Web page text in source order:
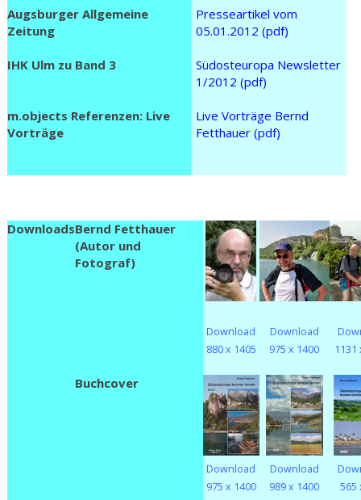
Augsburger Allgemeine
Zeitung
Presseartikel vom
05.01.2012 (pdf)
IHK Ulm zu Band 3
Südosteuropa Newsletter
1/2012 (pdf)
m.objects Referenzen: Live
Vorträge
Live Vorträge Bernd
Fetthauer (pdf)
DownloadsBernd Fetthauer
(Autor und
Fotograf)
Download
880 x 1405
Download
975 x 1400
1131
Buchcover
Download
975 x 1400
Download
989 x 1400
565